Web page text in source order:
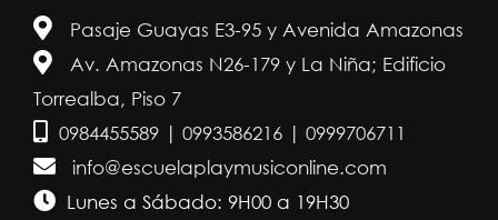
Pasaje Guayas E3-95 y Avenida Amazonas
Av. Amazonas N26-179 y La Niña; Edificio
Torrealba, Piso 7
0984455589 | 0993586216 | 0999706711
info@escuelaplaymusiconline.com
Lunes a Sábado: 9H00 a 19H30